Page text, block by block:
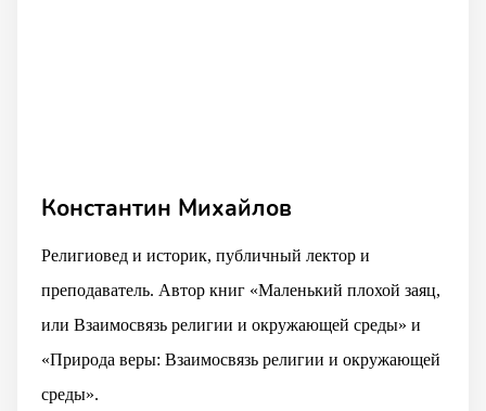
Константин Михайлов
Религиовед и историк, публичный лектор и
преподаватель. Автор книг «Маленький плохой заяц,
или Взаимосвязь религии и окружающей среды» и
«Природа веры: Взаимосвязь религии и окружающей
среды».